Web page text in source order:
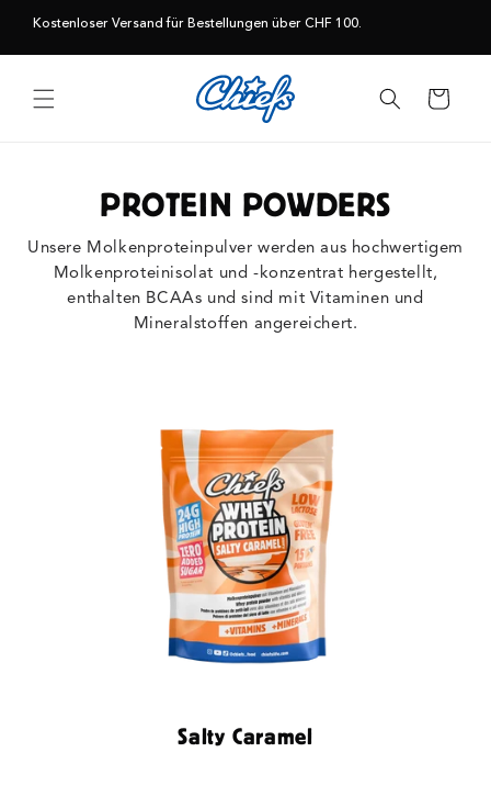
zum
Kostenloser Versand für Bestellungen über CHF 100.
Warenkorb
PROTEIN POWDERS
Unsere Molkenproteinpulver werden aus hochwertigem
Molkenproteinisolat und -konzentrat hergestellt,
enthalten BCAAs und sind mit Vitaminen und
Mineralstoffen angereichert.
Salty Caramel